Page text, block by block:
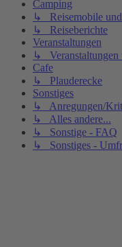
Camping
↳ Reisemobile und
↳ Reiseberichte
Veranstaltungen
↳ Veranstaltungen
Cafe
↳ Plauderecke
Sonstiges
↳ Anregungen/
↳ Alles andere...
↳ Sonstige - FAQ
↳ Sonstiges -